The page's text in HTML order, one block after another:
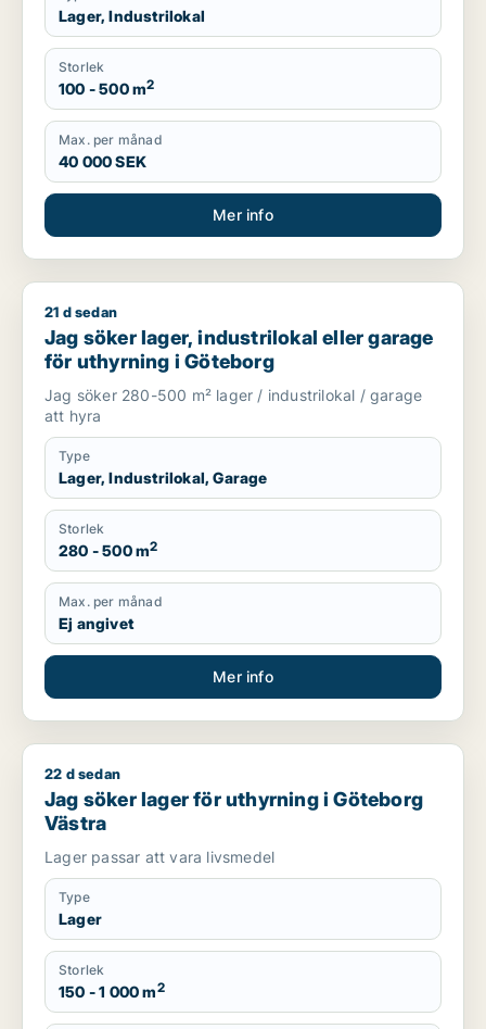
Lager, Industrilokal
Storlek
100 - 500 m2
Max. per månad
40 000 SEK
Mer info
Jag söker lager, industrilokal eller garage för uthyrning i
21 d sedan
Jag söker lager, industrilokal eller garage
för uthyrning i Göteborg
Jag söker 280-500 m² lager / industrilokal / garage
att hyra
Type
Lager, Industrilokal, Garage
Storlek
280 - 500 m2
Max. per månad
Ej angivet
Mer info
Jag söker lager för uthyrning i Göteborg Västra
22 d sedan
Jag söker lager för uthyrning i Göteborg
Västra
Lager passar att vara livsmedel
Type
Lager
Storlek
150 - 1 000 m2